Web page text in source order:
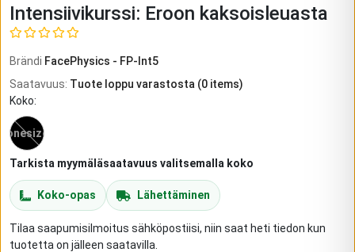
Intensiivikurssi: Eroon kaksoisleuasta
Brändi FacePhysics - FP-Int5
Saatavuus: Tuote loppu varastosta (0 items)
Koko:
onesize
Tarkista myymäläsaatavuus valitsemalla koko
Koko-opas Lähettäminen
Tilaa saapumisilmoitus sähköpostiisi, niin saat heti tiedon kun
tuotetta on jälleen saatavilla.